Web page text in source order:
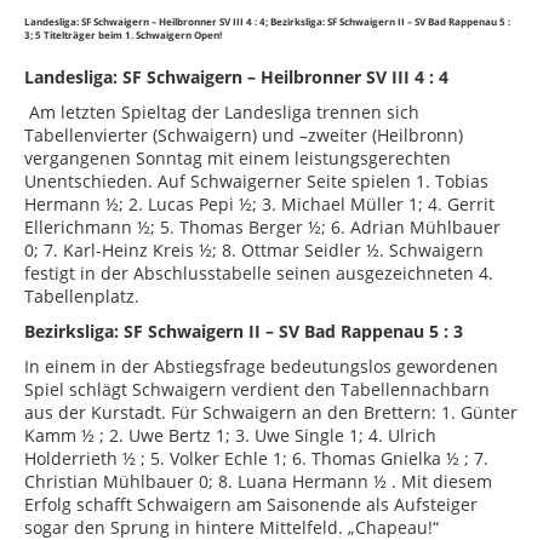
Landesliga: SF Schwaigern – Heilbronner SV III 4 : 4; Bezirksliga: SF Schwaigern II – SV Bad Rappenau 5 :
3; 5 Titelträger beim 1. Schwaigern Open!
Landesliga: SF Schwaigern – Heilbronner SV III 4 : 4
Am letzten Spieltag der Landesliga trennen sich
Tabellenvierter (Schwaigern) und –zweiter (Heilbronn)
vergangenen Sonntag mit einem leistungsgerechten
Unentschieden. AufSchwaigerner Seite spielen 1. Tobias
Hermann ½; 2. Lucas Pepi ½; 3. Michael Müller 1; 4. Gerrit
Ellerichmann ½; 5. Thomas Berger ½; 6. Adrian Mühlbauer
0; 7. Karl-Heinz Kreis ½; 8. Ottmar Seidler ½. Schwaigern
festigt in der Abschlusstabelle seinen ausgezeichneten 4.
Tabellenplatz.
Bezirksliga: SF Schwaigern II – SV Bad Rappenau 5 : 3
In einem in der Abstiegsfrage bedeutungslos gewordenen
Spiel schlägt Schwaigern verdient den Tabellennachbarn
aus der Kurstadt. Für Schwaigern an den Brettern: 1. Günter
Kamm ½ ; 2. Uwe Bertz 1; 3. Uwe Single 1; 4. Ulrich
Holderrieth ½ ; 5. Volker Echle 1; 6. Thomas Gnielka ½ ; 7.
Christian Mühlbauer 0; 8. Luana Hermann ½ . Mit diesem
Erfolg schafft Schwaigern am Saisonende als Aufsteiger
sogar den Sprung in hintere Mittelfeld. „Chapeau!“